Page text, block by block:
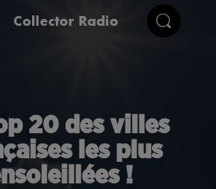
Collector Radio
20 des villes
les plus
!